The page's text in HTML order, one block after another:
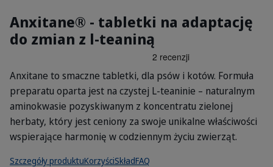
Anxitane® - tabletki na adaptację
do zmian z l-teaniną
Anxitane to smaczne tabletki, dla psów i kotów. Formuła
preparatu oparta jest na czystej L-teaninie – naturalnym
aminokwasie pozyskiwanym z koncentratu zielonej
herbaty, który jest ceniony za swoje unikalne właściwości
wspierające harmonię w codziennym życiu zwierząt.
Szczegóły produktuKorzyściSkładFAQ